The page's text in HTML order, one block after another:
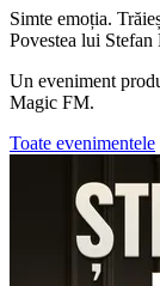
Simte emoția.
Povestea lui Stefan
Un eveniment
Magic FM.
Toate evenimentele